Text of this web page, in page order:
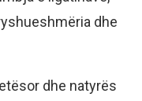
dhe
dhe natyrës